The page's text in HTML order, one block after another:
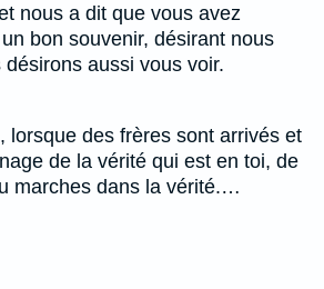
nous a dit que vous avez
bon souvenir, désirant nous
aussi vous voir.
lorsque des frères sont arrivés et
de la vérité qui est en toi, de
marches dans la vérité.…